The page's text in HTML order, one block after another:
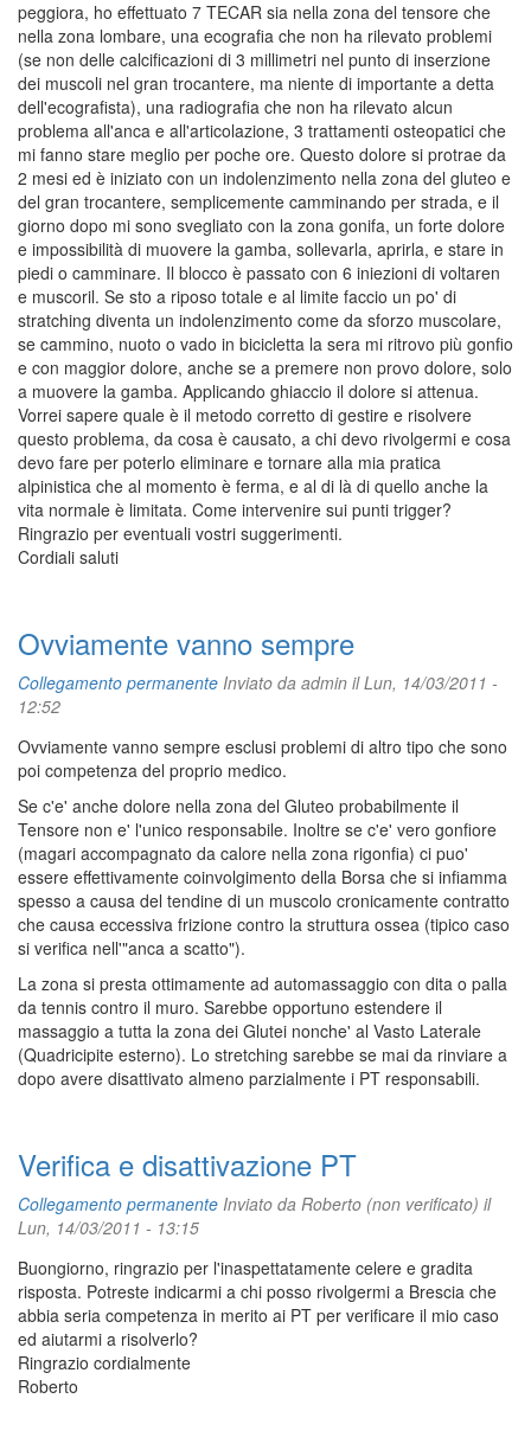
peggiora, ho effettuato 7 TECAR sia nella zona del tensore che
nella zona lombare, una ecografia che non ha rilevato problemi
(se non delle calcificazioni di 3 millimetri nel punto di inserzione
dei muscoli nel gran trocantere, ma niente di importante a detta
dell'ecografista), una radiografia che non ha rilevato alcun
problema all'anca e all'articolazione, 3 trattamenti osteopatici che
mi fanno stare meglio per poche ore. Questo dolore si protrae da
2 mesi ed è iniziato con un indolenzimento nella zona del gluteo e
del gran trocantere, semplicemente camminando per strada, e il
giorno dopo mi sono svegliato con la zona gonifa, un forte dolore
e impossibilità di muovere la gamba, sollevarla, aprirla, e stare in
piedi o camminare. Il blocco è passato con 6 iniezioni di voltaren
e muscoril. Se sto a riposo totale e al limite faccio un po' di
stratching diventa un indolenzimento come da sforzo muscolare,
se cammino, nuoto o vado in bicicletta la sera mi ritrovo più gonfio
e con maggior dolore, anche se a premere non provo dolore, solo
a muovere la gamba. Applicando ghiaccio il dolore si attenua.
Vorrei sapere quale è il metodo corretto di gestire e risolvere
questo problema, da cosa è causato, a chi devo rivolgermi e cosa
devo fare per poterlo eliminare e tornare alla mia pratica
alpinistica che al momento è ferma, e al di là di quello anche la
vita normale è limitata. Come intervenire sui punti trigger?
Ringrazio per eventuali vostri suggerimenti.
Cordiali saluti
Ovviamente vanno sempre
Collegamento permanente Inviato da admin il Lun, 14/03/2011 -
12:52
Ovviamente vanno sempre esclusi problemi di altro tipo che sono
poi competenza del proprio medico.
Se c'e' anche dolore nella zona del Gluteo probabilmente il
Tensore non e' l'unico responsabile. Inoltre se c'e' vero gonfiore
(magari accompagnato da calore nella zona rigonfia) ci puo'
essere effettivamente coinvolgimento della Borsa che si infiamma
spesso a causa del tendine di un muscolo cronicamente contratto
che causa eccessiva frizione contro la struttura ossea (tipico caso
si verifica nell'"anca a scatto").
La zona si presta ottimamente ad automassaggio con dita o palla
da tennis contro il muro. Sarebbe opportuno estendere il
massaggio a tutta la zona dei Glutei nonche' al Vasto Laterale
(Quadricipite esterno). Lo stretching sarebbe se mai da rinviare a
dopo avere disattivato almeno parzialmente i PT responsabili.
Verifica e disattivazione PT
Collegamento permanente Inviato da Roberto (non verificato) il
Lun, 14/03/2011 - 13:15
Buongiorno, ringrazio per l'inaspettatamente celere e gradita
risposta. Potreste indicarmi a chi posso rivolgermi a Brescia che
abbia seria competenza in merito ai PT per verificare il mio caso
ed aiutarmi a risolverlo?
Ringrazio cordialmente
Roberto